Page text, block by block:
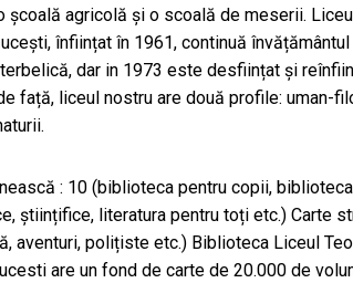
școală agricolă și o scoală de meserii.
înființat în 1961, continuă
dar in 1973 este desființat și
față, liceul nostru are două profile: uman-
: 10 (biblioteca pentru copii,
științifice, literatura pentru toți etc.) Carte
aventuri, polițiste etc.) Biblioteca Liceul
are un fond de carte de 20.000 de